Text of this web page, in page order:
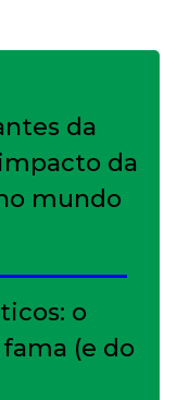
da
da
mundo
o
(e do